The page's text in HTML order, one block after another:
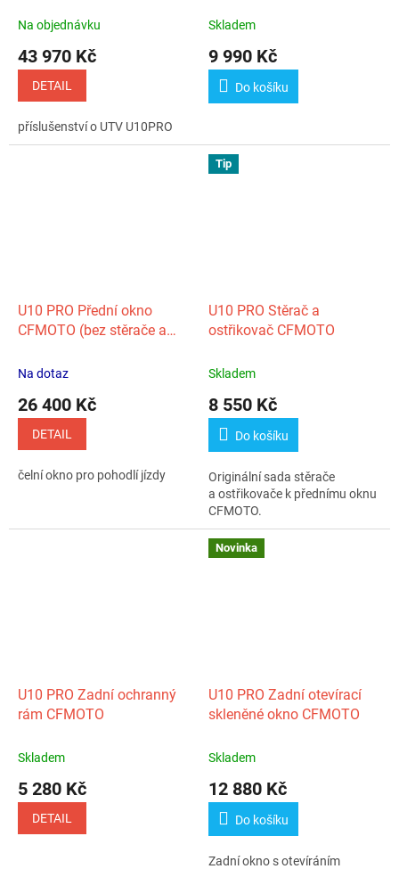
Na objednávku
43 970 Kč
DETAIL
příslušenství o UTV U10PRO
Skladem
9 990 Kč
Do košíku
U10 PRO Přední okno
CFMOTO (bez stěrače a
Na dotaz
26 400 Kč
DETAIL
čelní okno pro pohodlí jízdy
Tip
U10 PRO Stěrač a
ostřikovač CFMOTO
Skladem
8 550 Kč
Do košíku
Originální sada stěrače
a ostřikovače k přednímu oknu
CFMOTO.
U10 PRO Zadní ochranný
rám CFMOTO
Skladem
5 280 Kč
DETAIL
Novinka
U10 PRO Zadní otevírací
skleněné okno CFMOTO
Skladem
12 880 Kč
Do košíku
Zadní okno s otevíráním